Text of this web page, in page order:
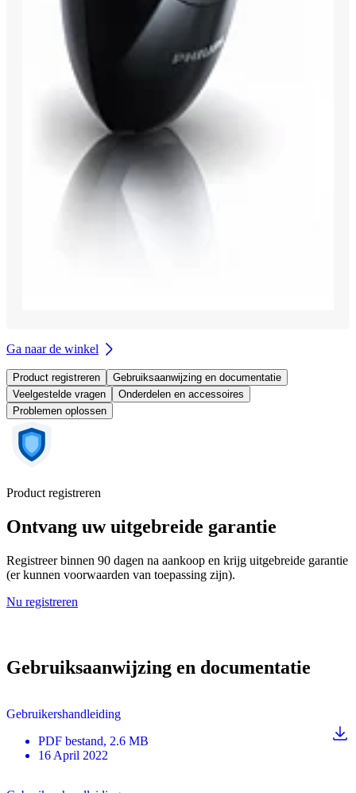
Ga naar de winkel
Product registreren
Gebruiksaanwijzing en documentatie
Veelgestelde vragen
Onderdelen en accessoires
Problemen oplossen
Product registreren
Ontvang uw uitgebreide garantie
Registreer binnen 90 dagen na aankoop en krijg uitgebreide garantie
(er kunnen voorwaarden van toepassing zijn).
Nu registreren
Gebruiksaanwijzing en documentatie
Gebruikershandleiding
PDF bestand, 2.6 MB
16 April 2022